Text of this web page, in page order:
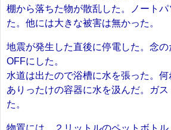
棚から落ちた物が散乱した。ノート
た。他には大きな被害は無かった。
地震が発生した直後に停電した。念
OFFにした。
水道は出たので浴槽に水を張った。何
ありったけの容器に水を汲んだ。ガス
た。
物置には、２リットルのペットボトル